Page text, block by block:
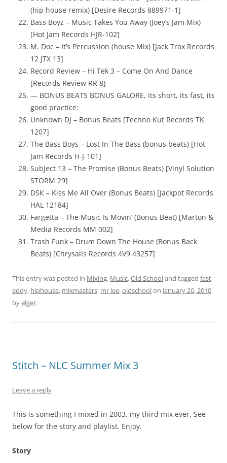
(hip house remix) [Desire Records 889971-1]
Bass Boyz – Music Takes You Away (Joey’s Jam Mix)
[Hot Jam Records HJR-102]
M. Doc – It’s Percussion (house Mix) [Jack Trax Records
12 JTX 13]
Record Review – Hi Tek 3 – Come On And Dance
[Records Review RR 8]
— BONUS BEATS BONUS GALORE, its short, its fast, its
good practice:
Unknown DJ – Bonus Beats [Techno Kut Records TK
1207]
The Bass Boys – Lost In The Bass (bonus beats) [Hot
Jam Records H-J-101]
Subject 13 – The Promise (Bonus Beats) [Vinyl Solution
STORM 29]
DSK – Kiss Me All Over (Bonus Beats) [Jackpot Records
HAL 12184]
Fargetta – The Music Is Movin’ (Bonus Beat) [Marton &
Media Records MM 002]
Trash Funk – Drum Down The House (Bonus Back
Beats) [Chrysalis Records 4V9 43257]
This entry was posted in Mixing, Music,Old Schooland tagged fast
eddy, hiphouse, mixmasters, mr lee,oldschoolon January 20, 2010
byelger.
Stitch – NLC Summer Mix 3
Leave a reply
This is something I mixed in 2003, my third mix ever. See
below for the story and playlist. Enjoy.
Story